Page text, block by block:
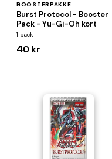
BOOSTERPAKKE
Burst Protocol - Booster
Pack - Yu-Gi-Oh kort
1 pack
40 kr